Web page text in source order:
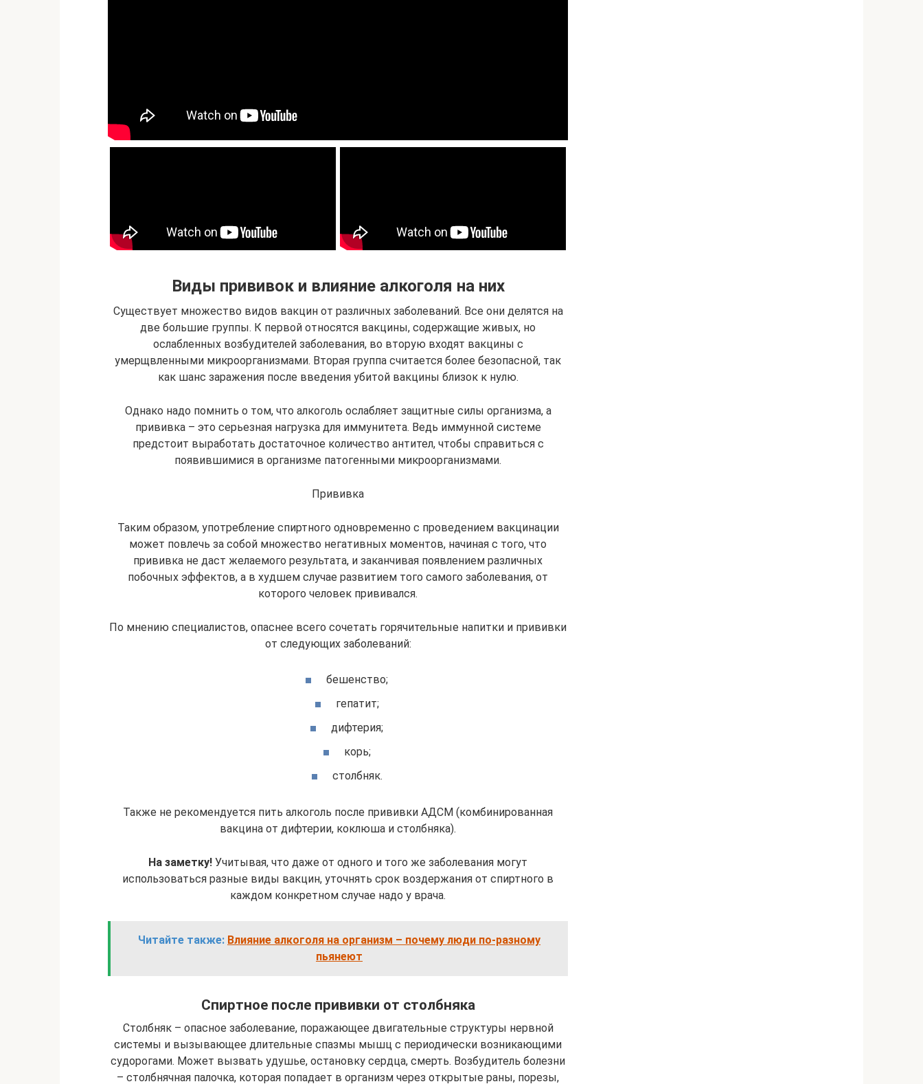
Виды прививок и влияние алкоголя на них
Существует множество видов вакцин от различных заболеваний. Все они делятся на
две большие группы. К первой относятся вакцины, содержащие живых, но
ослабленных возбудителей заболевания, во вторую входят вакцины с
умерщвленными микроорганизмами. Вторая группа считается более безопасной, так
как шанс заражения после введения убитой вакцины близок к нулю.
Однако надо помнить о том, что алкоголь ослабляет защитные силы организма, а
прививка – это серьезная нагрузка для иммунитета. Ведь иммунной системе
предстоит выработать достаточное количество антител, чтобы справиться с
появившимися в организме патогенными микроорганизмами.
Прививка
Таким образом, употребление спиртного одновременно с проведением вакцинации
может повлечь за собой множество негативных моментов, начиная с того, что
прививка не даст желаемого результата, и заканчивая появлением различных
побочных эффектов, а в худшем случае развитием того самого заболевания, от
которого человек прививался.
По мнению специалистов, опаснее всего сочетать горячительные напитки и прививки
от следующих заболеваний:
бешенство;
гепатит;
дифтерия;
корь;
столбняк.
Также не рекомендуется пить алкоголь после прививки АДСМ (комбинированная
вакцина от дифтерии, коклюша и столбняка).
На заметку! Учитывая, что даже от одного и того же заболевания могут
использоваться разные виды вакцин, уточнять срок воздержания от спиртного в
каждом конкретном случае надо у врача.
Читайте также: Влияние алкоголя на организм – почему люди по-разному
пьянеют
Спиртное после прививки от столбняка
Столбняк – опасное заболевание, поражающее двигательные структуры нервной
системы и вызывающее длительные спазмы мышц с периодически возникающими
судорогами. Может вызвать удушье, остановку сердца, смерть. Возбудитель болезни
– столбнячная палочка, которая попадает в организм через открытые раны, порезы,